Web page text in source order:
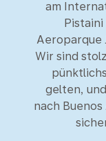
am
Pistaini
Aeroparque
Wir sind
gelten,
nach